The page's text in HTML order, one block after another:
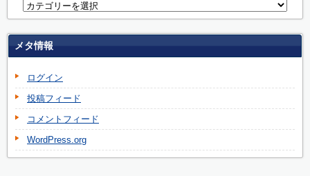
メタ情報
ログイン
投稿フィード
コメントフィード
WordPress.org